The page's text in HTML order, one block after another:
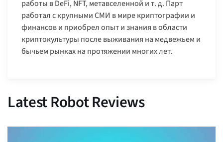
работы в DeFi, NFT, метавселенной и т. д. Парт
работал с крупными СМИ в мире криптографии и
финансов и приобрел опыт и знания в области
криптокультуры после выживания на медвежьем и
бычьем рынках на протяжении многих лет.
Latest Robot Reviews